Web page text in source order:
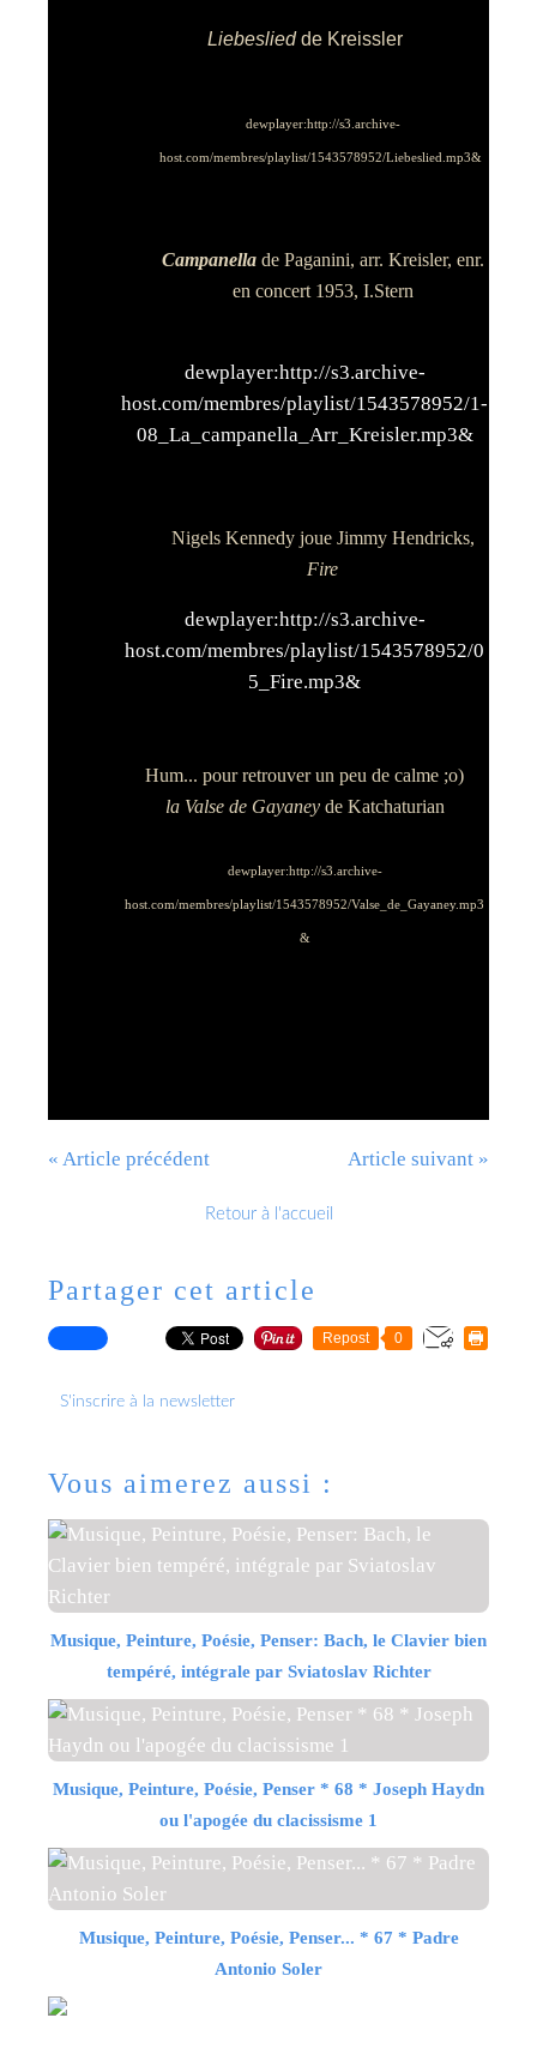
Liebesliedde Kreissler
dewplayer:http://s3.archive-
host.com/membres/playlist/1543578952/Liebeslied.mp3&
Campanellade Paganini, arr. Kreisler, enr.
en concert 1953, I.Stern
dewplayer:http://s3.archive-
host.com/membres/playlist/1543578952/1-
08_La_campanella_Arr_Kreisler.mp3&
Nigels Kennedy joue Jimmy Hendricks,
Fire
dewplayer:http://s3.archive-
host.com/membres/playlist/1543578952/0
5_Fire.mp3&
Hum... pour retrouver un peu de calme ;o)
la Valse de Gayaneyde Katchaturian
dewplayer:http://s3.archive-
host.com/membres/playlist/1543578952/Valse_de_Gayaney.mp3
&
« Article précédent Article suivant »
Retour à l'accueil
Partager cet article
Repost 0
S'inscrire à la newsletter
Vous aimerez aussi :
Musique, Peinture, Poésie, Penser: Bach, le Clavier bien
tempéré, intégrale par Sviatoslav Richter
Musique, Peinture, Poésie, Penser * 68 * Joseph Haydn
ou l'apogée du clacissisme 1
Musique, Peinture, Poésie, Penser... * 67 * Padre
Antonio Soler